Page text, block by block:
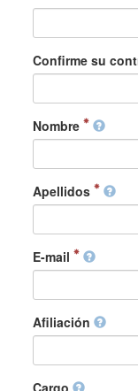
Confirme su
Nombre
Apellidos
E-mail
Afiliación
Cargo